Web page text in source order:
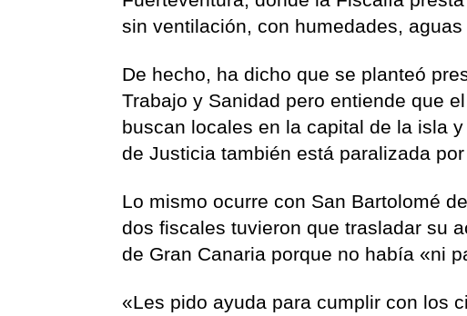
sin ventilación, con humedades,
De hecho, ha dicho que se planteó
Trabajo y Sanidad pero entiende que
buscan locales en la capital de la isla
de Justicia también está paralizada
Lo mismo ocurre con San Bartolomé
dos fiscales tuvieron que trasladar su
de Gran Canaria porque no había «ni
«Les pido ayuda para cumplir con los